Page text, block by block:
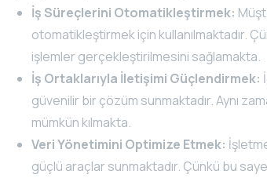
İş Süreçlerini Otomatikleştirmek:
otomatikleştirmek için kullanılmaktadır.
işlemler gerçekleştirilmesini sağlamakta.
İş Ortaklarıyla İletişimi Güçlendirmek:
güvenilir bir çözüm sunmaktadır. Aynı
mümkün kılmakta.
Veri Yönetimini Optimize Etmek:
güçlü araçlar sunmaktadır. Çünkü bu